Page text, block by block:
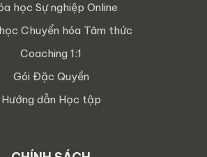
học Sự nghiệp Online
Chuyển hóa Tâm thức
Coaching 1:1
Gói Đặc Quyền
Hướng dẫn Học tập